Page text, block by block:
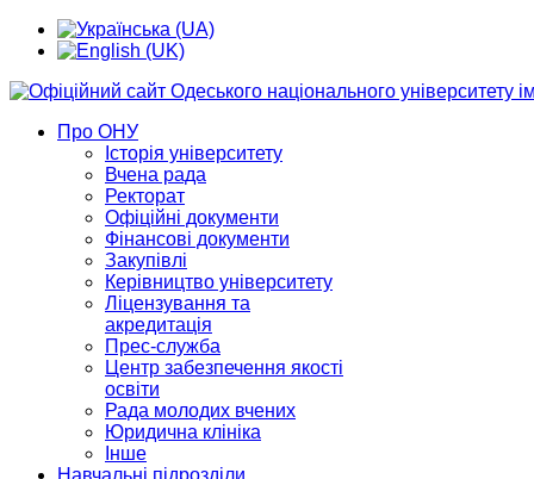
Про ОНУ
Історія університету
Вчена рада
Ректорат
Офіційні документи
Фінансові документи
Закупівлі
Керівництво університету
Ліцензування та
акредитація
Прес-служба
Центр забезпечення якості
освіти
Рада молодих вчених
Юридична клініка
Інше
Навчальні підрозділи